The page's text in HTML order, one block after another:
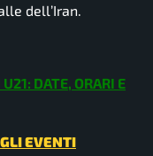
dell’Iran.
DATE, ORARI E
EVENTI